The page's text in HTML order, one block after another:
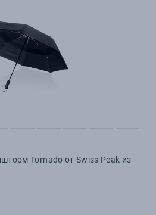
Tornado от Swiss Peak из